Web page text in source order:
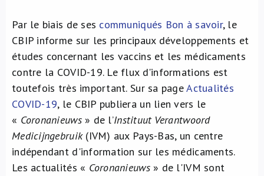
Par le biais de ses communiqués Bon à savoir, le
CBIP informe sur les principaux développements et
études concernant les vaccins et les médicaments
contre la COVID-19. Le flux d'informations est
toutefois très important. Sur sa pageActualités
COVID-19, le CBIP publiera un lien vers le
« Coronanieuws» de l’Instituut Verantwoord
Medicijngebruik(IVM) aux Pays-Bas, un centre
indépendant d'information sur les médicaments.
Les actualités « Coronanieuws» de l'IVM sont